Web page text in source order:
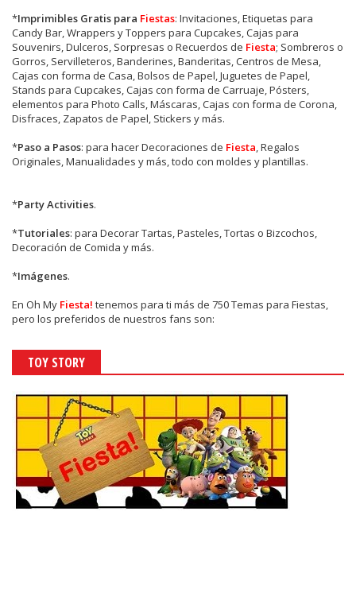
*Imprimibles Gratis para Fiestas: Invitaciones, Etiquetas para
Candy Bar, Wrappers y Toppers para Cupcakes, Cajas para
Souvenirs, Dulceros, Sorpresas o Recuerdos de Fiesta; Sombreros o
Gorros, Servilleteros, Banderines, Banderitas, Centros de Mesa,
Cajas con forma de Casa, Bolsos de Papel, Juguetes de Papel,
Stands para Cupcakes, Cajas con forma de Carruaje, Pósters,
elementos para Photo Calls, Máscaras, Cajas con forma de Corona,
Disfraces, Zapatos de Papel, Stickers y más.
*Paso a Pasos: para hacer Decoraciones de Fiesta, Regalos
Originales, Manualidades y más, todo con moldes y plantillas.
*Party Activities.
*Tutoriales: para Decorar Tartas, Pasteles, Tortas o Bizcochos,
Decoración de Comida y más.
*Imágenes.
En Oh My Fiesta! tenemos para ti más de 750 Temas para Fiestas,
pero los preferidos de nuestros fans son:
TOY STORY